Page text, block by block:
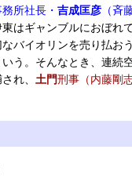
所社長・ 吉成匡彦 （斉
はギャンブルにおぼれ
バイオリンを売り払お
う。そんなとき、連続
れ、 土門刑事（内藤剛志